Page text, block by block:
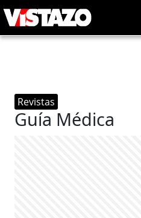
Revistas
Guía Médica